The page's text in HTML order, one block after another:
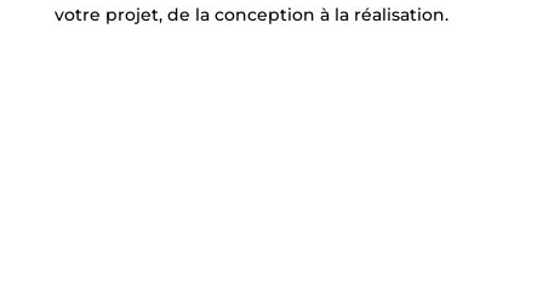
votre projet, de la conception à la réalisation.